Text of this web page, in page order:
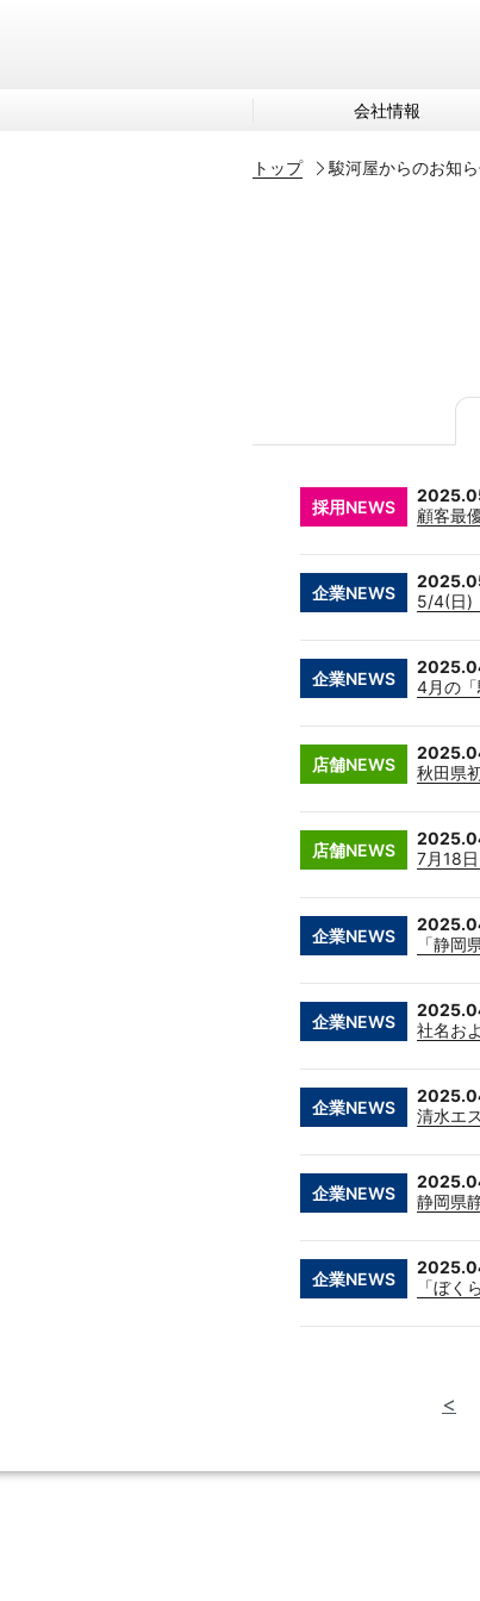
会社情報
トップ 駿河屋からのお知
採用NEWS
顧客最
企業NEWS
5/4(日)
企業NEWS
4月の
店舗NEWS
秋田県
店舗NEWS
7月18
企業NEWS
「静岡
企業NEWS
社名お
企業NEWS
清水エ
企業NEWS
静岡県
企業NEWS
「ぼく
<